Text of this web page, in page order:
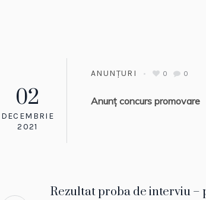
02
DECEMBRIE
2021
ANUNȚURI 0 0
Anunț concurs promovare
Rezultat proba de interviu –